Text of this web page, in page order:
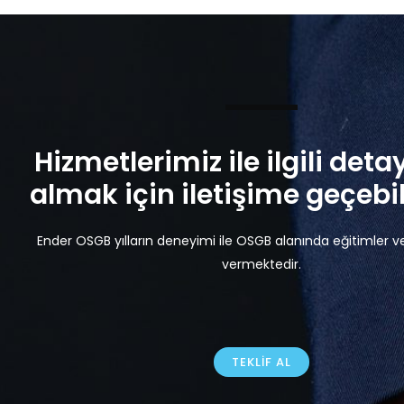
Hizmetlerimiz ile ilgili
almak için iletişime
Ender OSGB yılların deneyimi ile OSGB alanında eğitimler
vermektedir.
TEKLIF AL